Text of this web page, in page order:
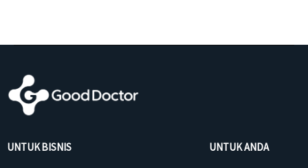
UNTUK BISNIS UNTUK ANDA